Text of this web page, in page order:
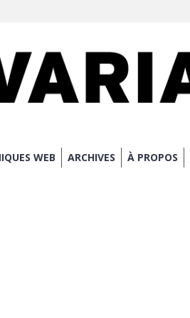
WEB ARCHIVES À PROPOS